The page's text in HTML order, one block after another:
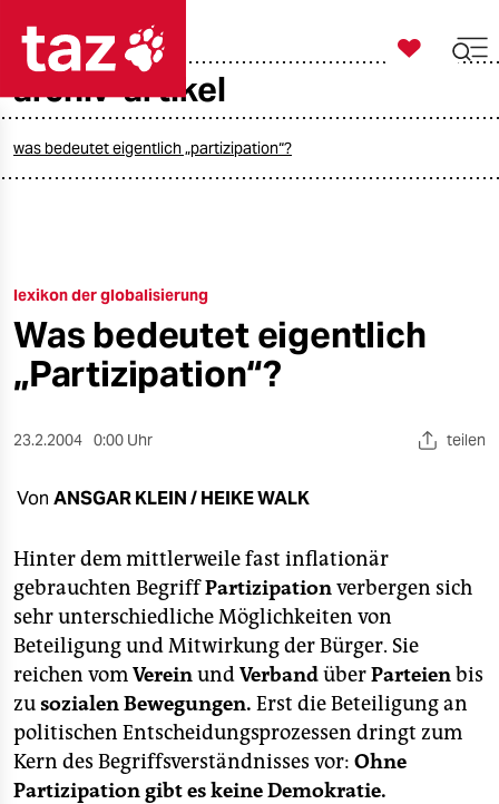
taz zahl ich
öko
gesellschaft
sport
berlin
nord
wahrheit
verlag
verlag
veranstaltungen
shop

taz zahl ich
archiv-artikel
was bedeutet eigentlich „partizipation“?
lexikon der globalisierung
Was bedeutet eigentlich
„Partizipation“?
23.2.2004 0:00 Uhr teilen
Von ANSGAR KLEIN / HEIKE WALK
Hinter dem mittlerweile fast inflationär
gebrauchten BegriffPartizipationverbergen sich
sehr unterschiedliche Möglichkeiten von
Beteiligung und Mitwirkung der Bürger. Sie
reichen vomVereinundVerbandüberParteienbis
zusozialen Bewegungen. Erst die Beteiligung an
politischen Entscheidungsprozessen dringt zum
Kern des Begriffsverständnisses vor: Ohne
Partizipation gibt es keine Demokratie.